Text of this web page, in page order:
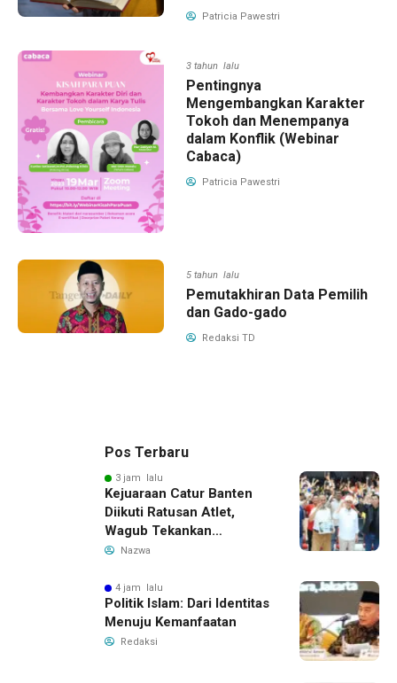
Patricia Pawestri
3 tahun lalu
Pentingnya
Mengembangkan Karakter
Tokoh dan Menempanya
dalam Konflik (Webinar
Cabaca)
Patricia Pawestri
5 tahun lalu
Pemutakhiran Data Pemilih
dan Gado-gado
Redaksi TD
Pos Terbaru
3 jam lalu
Kejuaraan Catur Banten
Diikuti Ratusan Atlet,
Wagub Tekankan
Pembinaan Dini
Nazwa
4 jam lalu
Politik Islam: Dari Identitas
Menuju Kemanfaatan
Redaksi